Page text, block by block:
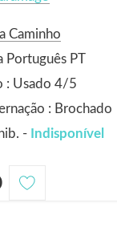
Caminho
Português PT
: Usado 4/5
: Brochado
- Indisponível